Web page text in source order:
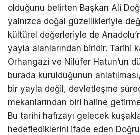
olduğunu belirten Başkan Ali
yalnızca doğal güzellikleriyle
kültürel değerleriyle de
yayla alanlarından biridir. Tarihi
Orhangazi ve Nilüfer Hatun’un
burada kurulduğunun
bir yayla değil, devletleşme
mekanlarından biri haline
Bu tarihi hafızayı gelecek
hedeflediklerini ifade eden